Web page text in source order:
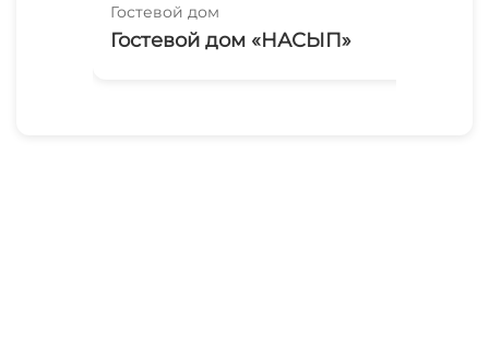
Гостевой дом
Гостевой дом «НАСЫП»